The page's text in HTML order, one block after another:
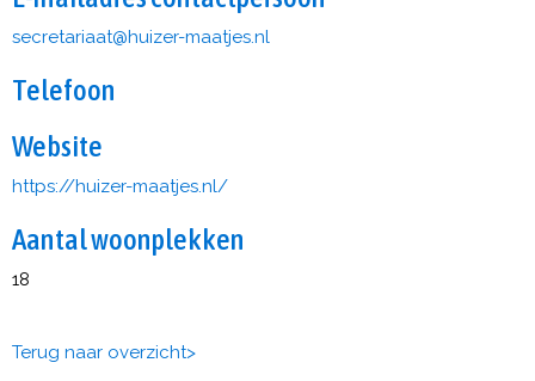
taairaterces@huizer-maatjes.nl
Telefoon
Website
https://huizer-maatjes.nl/
Aantal woonplekken
18
Terug naar overzicht>